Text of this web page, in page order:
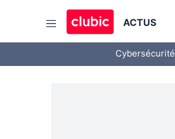
ACTUS
Cybersécurité